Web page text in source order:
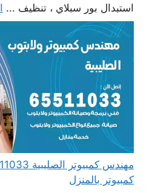
استبدال بور سبلاي ، تنظيف ...
كمبيوتر بالمنزل